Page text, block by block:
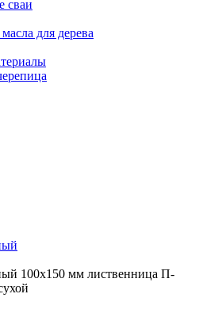
сваи
для дерева
100х150 мм лиственница П-